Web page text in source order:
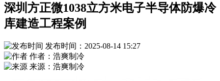
深圳方正微1038立方米电子半导体防爆冷
库建造工程案例
发布时间：2025-08-14 15:27
作者：浩爽制冷
来源：浩爽制冷